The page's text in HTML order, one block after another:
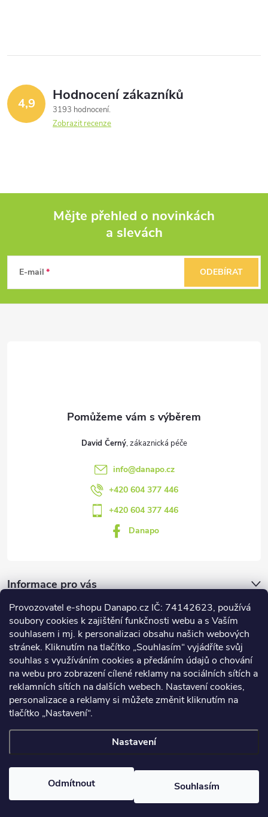
Provozovatel e-shopu Danapo.cz IČ: 74142623, používá
soubory cookies k zajištění funkčnosti webu a s Vaším
souhlasem i mj. k personalizaci obsahu našich webových
stránek. Kliknutím na tlačítko „Souhlasím“ vyjádříte svůj
souhlas s využíváním cookies a předáním údajů o chování
na webu pro zobrazení cílené reklamy na sociálních sítích a
reklamních sítích na dalších webech. Nastavení cookies,
personalizace a reklamy si můžete změnit kliknutím na
tlačítko „Nastavení“.
Nastavení
Odmítnout Souhlasím
4,9 Hodnocení zákazníků
3193 hodnocení
Zobrazit recenze
p
Mějte přehled o novinkách
a slevách
E-mail ODEBÍRAT
David Černý
info@danapo.cz
+420 604 377 446
+420 604 377 446
Danapo
Informace pro vás
Dotazník
Co upřednosťnujete?
Počet hlasů:437
Facebook
Upravit nastavení cookies